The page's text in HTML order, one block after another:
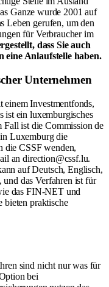
Ganze wurde 2001 auf
Leben gerufen, um den
für Verbraucher im
dass Sie auch
eine Anlaufstelle haben.
Unternehmen
einem Investmentfonds,
ist ein luxemburgisches
ist die Commission de
Luxemburg die
die CSSF wenden,
an direction@cssf.lu.
auf Deutsch, Englisch,
das Verfahren ist für
das FIN-NET und
bieten praktische
sind nicht nur was für
bei